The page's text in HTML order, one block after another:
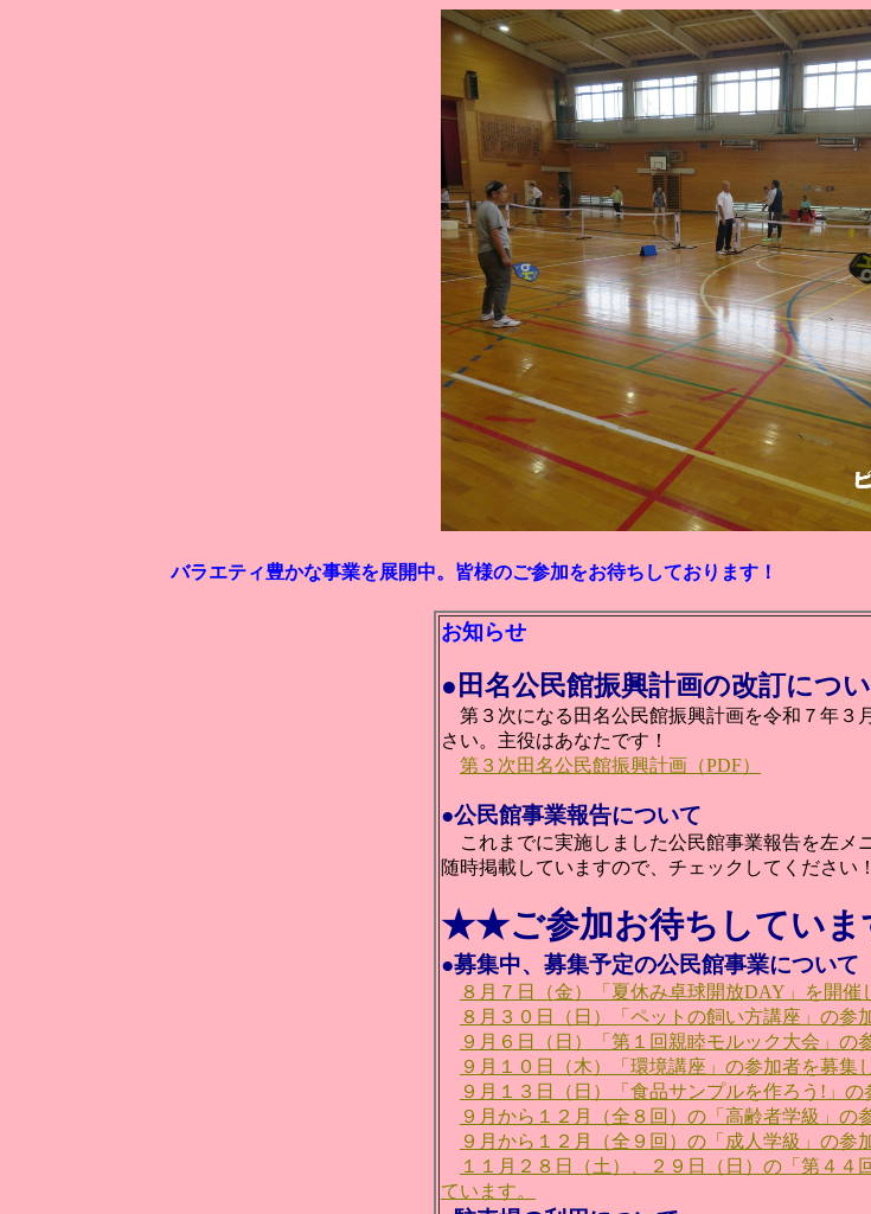
バラエティ豊かな事業を展開中。皆様のご参加をお待ちしております！
お知らせ
●田名公民館振興計画の改訂につ
第３次になる田名公民館振興計画を令和７年３
さい。主役はあなたです！
第３次田名公民館振興計画（PDF）
●公民館事業報告について
これまでに実施しました公民館事業報告を左メ
随時掲載していますので、チェックしてください！
★★ご参加お待ちしてい
●募集中、募集予定の公民館事業について
８月７日（金）「夏休み卓球開放DAY」を開催
８月３０日（日）「ペットの飼い方講座」の参
９月６日（日）「第１回親睦モルック大会」の
９月１０日（木）「環境講座」の参加者を募集
９月１３日（日）「食品サンプルを作ろう!」の
９月から１２月（全８回）の「高齢者学級」の
９月から１２月（全９回）の「成人学級」の参
１１月２８日
（土） 、２９日 （日） の「第４４
ています。